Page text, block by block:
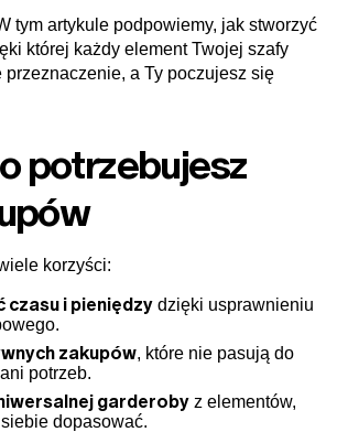
tym artykule podpowiemy, jak stworzyć
której każdy element Twojej szafy
przeznaczenie, a Ty poczujesz się
potrzebujesz
korzyści:
czasu i pieniędzy dzięki usprawnieniu
zakupów, które nie pasują do
potrzeb.
garderoby z elementów,
siebie dopasować.